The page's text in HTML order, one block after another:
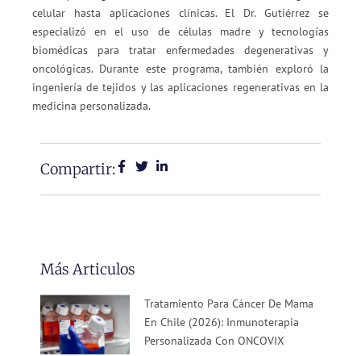
celular hasta aplicaciones clínicas. El Dr. Gutiérrez se
especializó en el uso de células madre y tecnologías
biomédicas para tratar enfermedades degenerativas y
oncológicas. Durante este programa, también exploró la
ingeniería de tejidos y las aplicaciones regenerativas en la
medicina personalizada.
Compartir:
Más Articulos
Tratamiento Para Cáncer De Mama
En Chile (2026): Inmunoterapia
Personalizada Con ONCOVIX